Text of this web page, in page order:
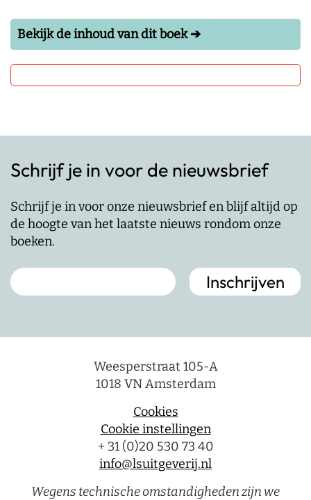
Bekijk de inhoud van dit boek ➔
Schrijf je in voor de nieuwsbrief
Schrijf je in voor onze nieuwsbrief en blijf altijd op
de hoogte van het laatste nieuws rondom onze
boeken.
Weesperstraat 105-A
1018 VN Amsterdam
Cookies
Cookie instellingen
+ 31 (0)20 530 73 40
info@lsuitgeverij.nl
Wegens technische omstandigheden zijn we